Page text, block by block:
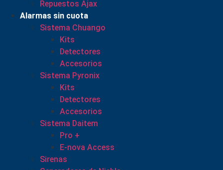
Repuestos Ajax
Alarmas sin cuota
Sistema Chuango
Kits
Detectores
Accesorios
Sistema Pyronix
Kits
Detectores
Accesorios
Sistema Daitem
Pro +
E-nova Access
Sirenas